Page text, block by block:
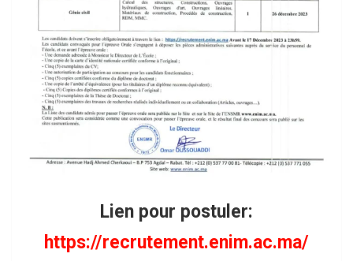
Lien pour postuler:
https://recrutement.enim.ac.ma/